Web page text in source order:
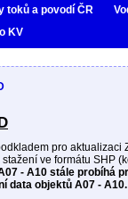
toků a povodí ČR
KV
pro aktualizaci
ve formátu SHP
- A10 stále probíhá
data objektů A07 - A10.